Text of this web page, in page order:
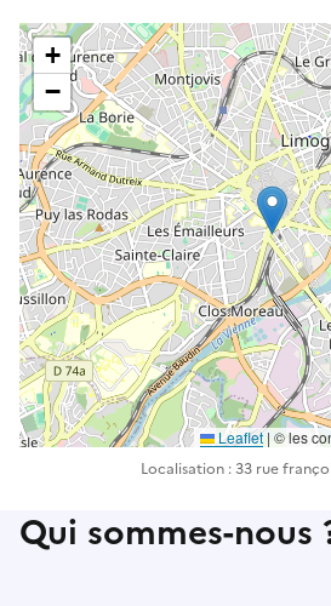
+
−
Leaflet | ©️️ les
Localisation : 33 rue
Qui sommes-nous